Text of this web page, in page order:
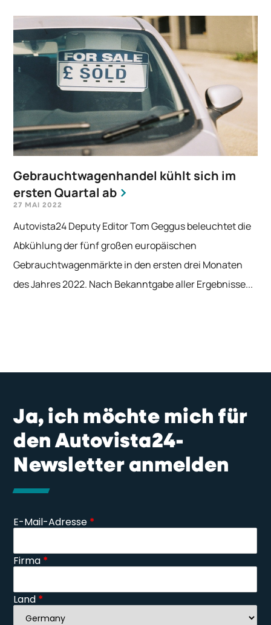
Gebrauchtwagenhandel kühlt sich im
ersten Quartal ab
27 MAI 2022
Autovista24 Deputy Editor Tom Geggus beleuchtet die
Abkühlung der fünf großen europäischen
Gebrauchtwagenmärkte in den ersten drei Monaten
des Jahres 2022. Nach Bekanntgabe aller Ergebnisse...
Ja, ich möchte mich für
den Autovista24-
Newsletter anmelden